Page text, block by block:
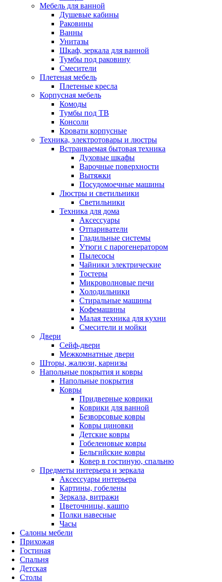
Мебель для ванной
Душевые кабины
Раковины
Ванны
Унитазы
Шкаф, зеркала для ванной
Тумбы под раковину
Смесители
Плетеная мебель
Плетеные кресла
Корпусная мебель
Комоды
Тумбы под ТВ
Консоли
Кровати корпусные
Техника, электротовары и люстры
Встраиваемая бытовая техника
Духовые шкафы
Варочные поверхности
Вытяжки
Посудомоечные машины
Люстры и светильники
Светильники
Техника для дома
Аксессуары
Отпариватели
Гладильные системы
Утюги с парогенератором
Пылесосы
Чайники электрические
Тостеры
Микроволновые печи
Холодильники
Стиральные машины
Кофемашины
Малая техника для кухни
Смесители и мойки
Двери
Сейф-двери
Межкомнатные двери
Шторы, жалюзи, карнизы
Напольные покрытия и ковры
Напольные покрытия
Ковры
Придверные коврики
Коврики для ванной
Безворсовые ковры
Ковры циновки
Детские ковры
Гобеленовые ковры
Бельгийские ковры
Ковер в гостиную, спальню
Предметы интерьера и зеркала
Аксессуары интерьера
Картины, гобелены
Зеркала, витражи
Цветочницы, кашпо
Полки навесные
Часы
Салоны мебели
Прихожая
Гостиная
Спальня
Детская
Столы